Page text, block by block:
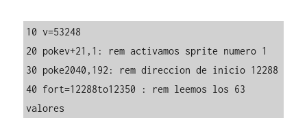
10 v=53248
20 pokev+21,1: rem activamos sprite numero 1
30 poke2040,192: rem direccion de inicio 12288
40 fort=12288to12350 : rem leemos los 63
valores